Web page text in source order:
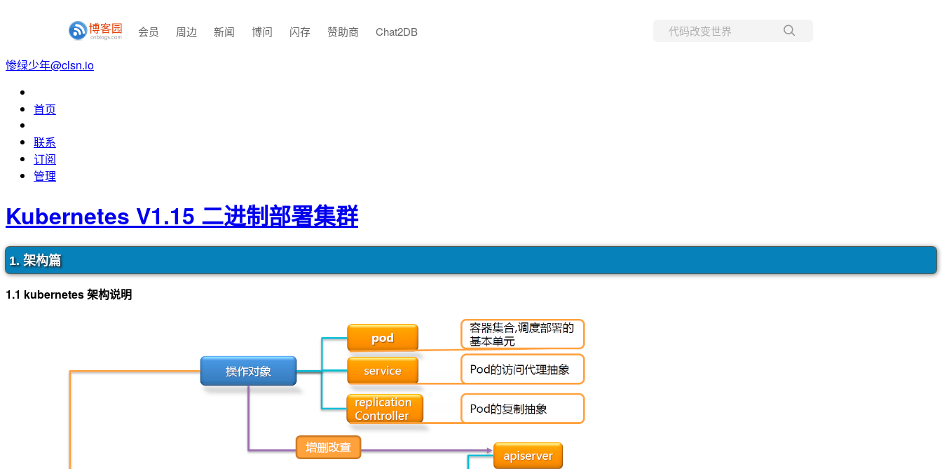
会员 周边 新闻 博问 闪存 赞助商 Chat2DB
惨绿少年@clsn.io
首页
联系
订阅
管理
Kubernetes V1.15 二进制部署集群
1. 架构篇
1.1 kubernetes 架构说明